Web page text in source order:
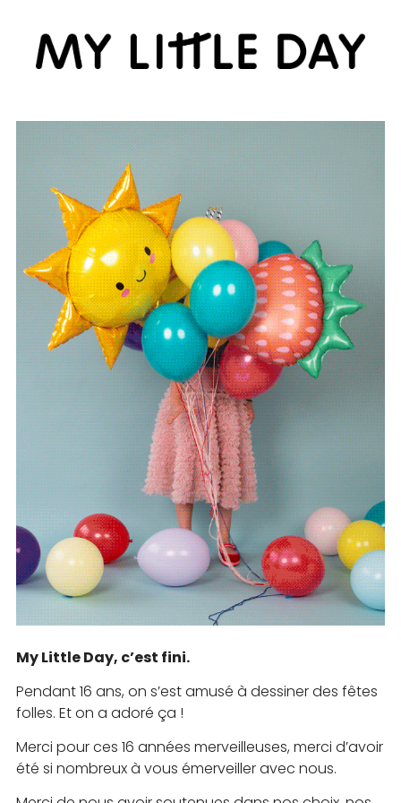
My Little Day, c’est fini.
Pendant 16 ans, on s’est amusé à dessiner des fêtes
folles. Et on a adoré ça !
Merci pour ces 16 années merveilleuses, merci d’avoir
été si nombreux à vous émerveiller avec nous.